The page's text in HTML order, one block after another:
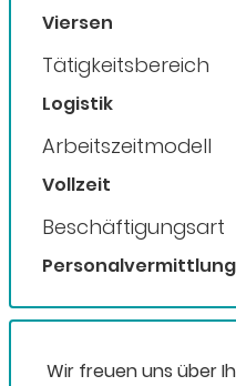
Viersen
Tätigkeitsbereich
Logistik
Arbeitszeitmodell
Vollzeit
Beschäftigungsart
Personalvermittlung
Wir freuen uns über